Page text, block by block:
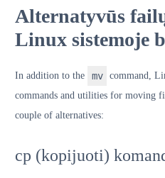
Alternatyvūs
Linux sistemoje
In addition to the mv
command,
commands and utilities for moving
couple of alternatives:
cp (kopijuoti)